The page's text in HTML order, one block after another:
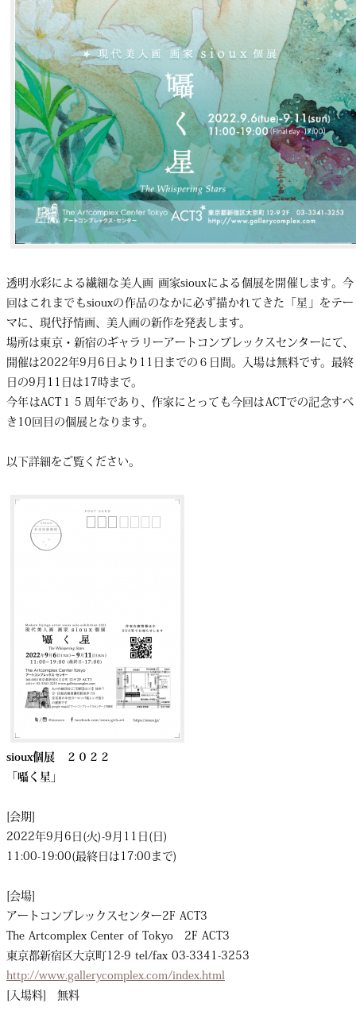
透明水彩による繊細な美人画 画家siouxによる個展を開催します。今
回はこれまでもsiouxの作品のなかに必ず描かれてきた「星」をテー
マに、現代抒情画、美人画の新作を発表します。
場所は東京・新宿のギャラリーアートコンプレックスセンターにて、
開催は2022年9月6日より11日までの６日間。入場は無料です。最終
日の9月11日は17時まで。
今年はACT１５周年であり、作家にとっても今回はACTでの記念すべ
き10回目の個展となります。
以下詳細をご覧ください。
sioux個展 ２０２２
「囁く星」
[会期]
2022年9月6日(火)-9月11日(日)
11:00-19:00(最終日は17:00まで)
[会場]
アートコンプレックスセンター2F ACT3
The Artcomplex Center of Tokyo 2F ACT3
東京都新宿区大京町12-9 tel/fax 03-3341-3253
http://www.gallerycomplex.com/index.html
[入場料] 無料